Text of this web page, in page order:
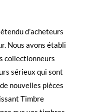
d’acheteurs
Nous avons établi
collectionneurs
sérieux qui sont
nouvelles pièces
Timbre